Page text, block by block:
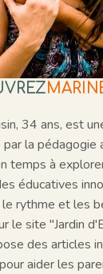
34 ans, est
par la pédagogie
temps à
éducatives
rythme et les
le site "Jardin
des articles
aider les